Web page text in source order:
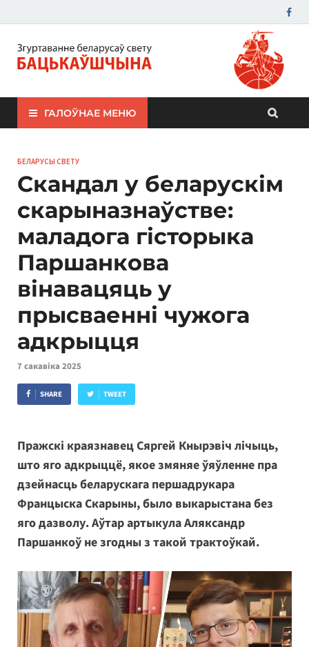
ЗБС "Бацькаўшчына"
ГАЛОЎНАЕ МЕНЮ
БЕЛАРУСЫ СВЕТУ
Скандал у беларускім
скарыназнаўстве:
маладога гісторыка
Паршанкова
вінавацяць у
прысваенні чужога
адкрыцця
7 сакавіка 2025
SHARE TWEET
Пражскі краязнавец Сяргей Кнырэвіч лічыць,
што яго адкрыццё, якое змяняе ўяўленне пра
дзейнасць беларускага першадрукара
Францыска Скарыны, было выкарыстана без
яго дазволу. Аўтар артыкула Аляксандр
Паршанкоў не згодны з такой трактоўкай.